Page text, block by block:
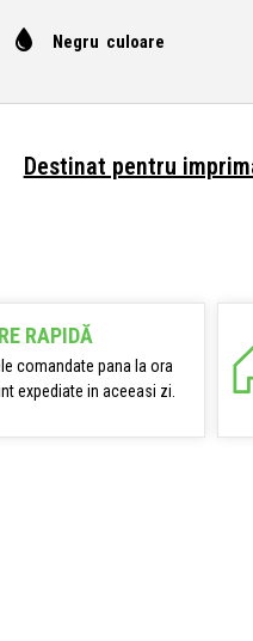
Negru culoare
Destinat pentru
RAPIDĂ
comandate pana la ora
expediate in aceeasi zi.